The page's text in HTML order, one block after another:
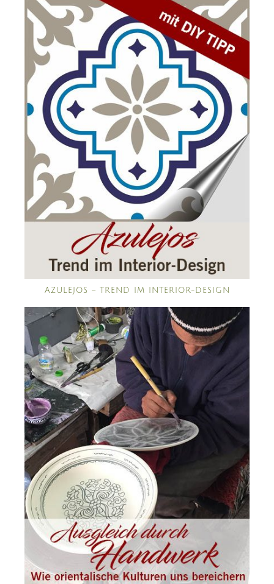
AZULEJOS – TREND IM INTERIOR-DESIGN